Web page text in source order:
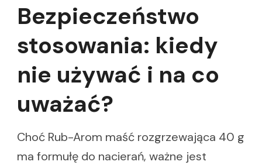
Bezpieczeństwo
stosowania: kiedy
nie używać i na co
uważać?
Choć Rub-Arom maść rozgrzewająca 40 g
ma formułę do nacierań, ważne jest